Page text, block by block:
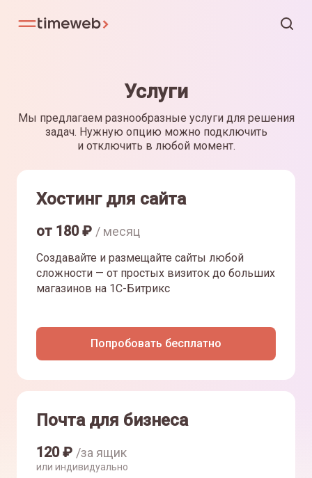
Услуги
Мы предлагаем разнообразные услуги для решения
задач. Нужную опцию можно подключить
и отключить в любой момент.
Хостинг для сайта
от 180₽ / месяц
Создавайте и размещайте сайты любой
сложности — от простых визиток до больших
магазинов на 1С-Битрикс
Попробовать бесплатно
Почта для бизнеса
120₽ /за ящик
или индивидуально